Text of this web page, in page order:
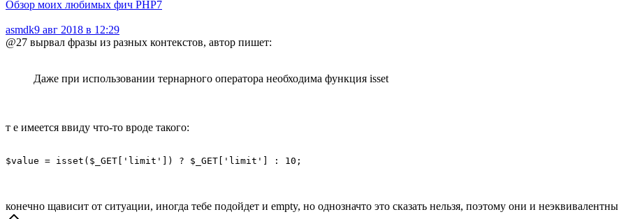
Обзор моих любимых фич PHP7
asmdk9 авг 2018 в 12:29
@27 вырвал фразы из разных контекстов, автор пишет:
Даже при использовании тернарного оператора необходима функция isset
т е имеется ввиду что-то вроде такого:
$value = isset($_GET['limit']) ? $_GET['limit'] : 10;
конечно щависит от ситуации, иногда тебе подойдет и empty, но однозначто это сказать нельзя, поэтому они и неэквивалентны